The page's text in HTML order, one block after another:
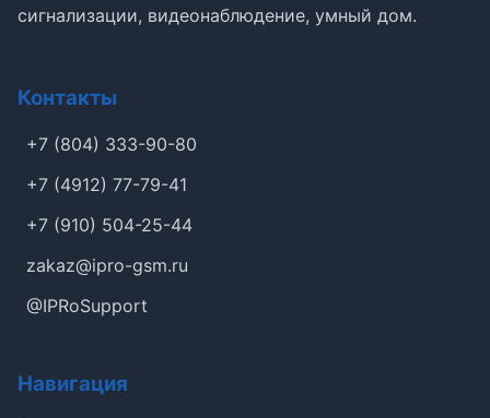
сигнализации, видеонаблюдение, умный дом.
Контакты
+7 (804) 333-90-80
+7 (4912) 77-79-41
+7 (910) 504-25-44
zakaz@ipro-gsm.ru
@IPRoSupport
Навигация